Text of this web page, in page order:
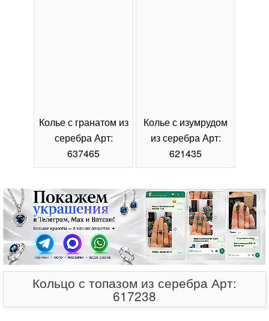
Колье с гранатом из
серебра Арт:
637465
Колье с изумрудом
из серебра Арт:
621435
Кольцо с топазом из серебра Арт:
617238